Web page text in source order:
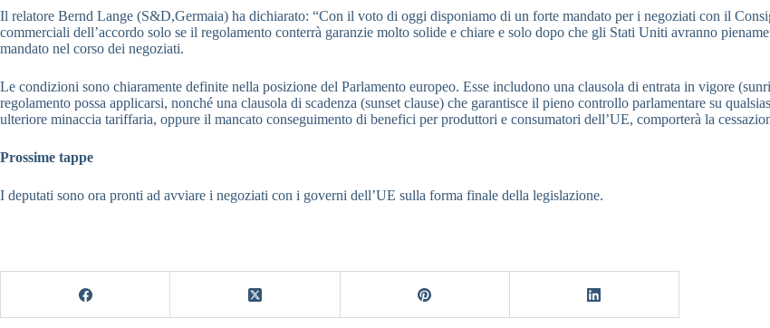
Il relatore Bernd Lange (S&D,Germaia) ha dichiarato: “Con il voto di oggi disponiamo di un forte mandato per i negoziati con il
commerciali dell’accordo solo se il regolamento conterrà garanzie molto solide e chiare e solo dopo che gli Stati Uniti avranno
mandato nel corso dei negoziati.
Le condizioni sono chiaramente definite nella posizione del Parlamento europeo. Esse includono una clausola di entrata in vigore
regolamento possa applicarsi, nonché una clausola di scadenza (sunset clause) che garantisce il pieno controllo parlamentare su
ulteriore minaccia tariffaria, oppure il mancato conseguimento di benefici per produttori e consumatori dell’UE, comporterà la
Prossime tappe
I deputati sono ora pronti ad avviare i negoziati con i governi dell’UE sulla forma finale della legislazione.